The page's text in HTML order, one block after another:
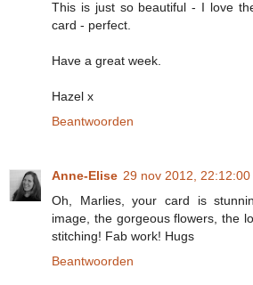
This is just so beautiful - I love
card - perfect.
Have a great week.
Hazel x
Beantwoorden
Anne-Elise 29 nov 2012, 22:12:00
Oh, Marlies, your card is
image, the gorgeous flowers, the
stitching! Fab work! Hugs
Beantwoorden